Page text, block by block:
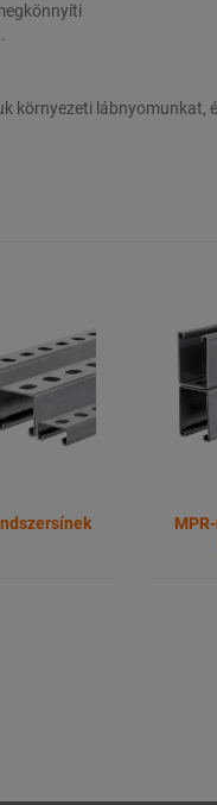
környezeti lábnyomunkat,